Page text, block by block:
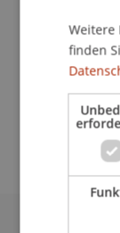
Prof. Dr.
Beteiligte
Institut für
Weitere
finden